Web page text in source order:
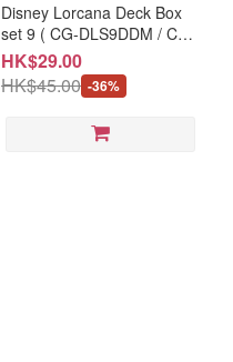
Disney Lorcana Deck Box
set 9 ( CG-DLS9DDM / CG-
DLS9DDI )
HK$29.00
HK$45.00 -36%